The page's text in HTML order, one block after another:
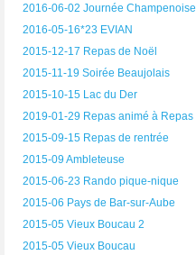
2016-06-02 Journée Champenoise
2016-05-16*23 EVIAN
2015-12-17 Repas de Noël
2015-11-19 Soirée Beaujolais
2015-10-15 Lac du Der
2019-01-29 Repas animé à Repas
2015-09-15 Repas de rentrée
2015-09 Ambleteuse
2015-06-23 Rando pique-nique
2015-06 Pays de Bar-sur-Aube
2015-05 Vieux Boucau 2
2015-05 Vieux Boucau